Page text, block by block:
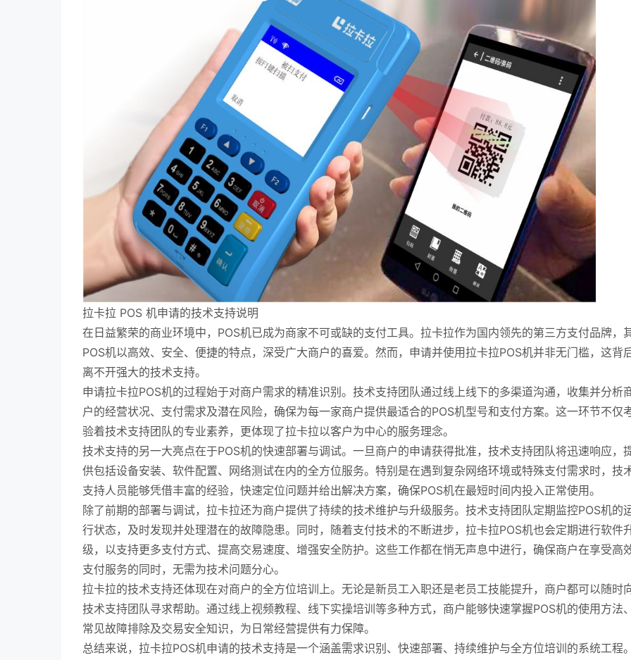
拉卡拉 POS 机申请的技术支持说明
在日益繁荣的商业环境中，POS机已成为商家不可或缺的支付工具。拉卡拉作为国内领先的第三方支付品牌，
POS机以高效、安全、便捷的特点，深受广大商户的喜爱。然而，申请并使用拉卡拉POS机并非无门槛，这背
离不开强大的技术支持。
申请拉卡拉POS机的过程始于对商户需求的精准识别。技术支持团队通过线上线下的多渠道沟通，收集并分析
户的经营状况、支付需求及潜在风险，确保为每一家商户提供最适合的POS机型号和支付方案。这一环节不仅
验着技术支持团队的专业素养，更体现了拉卡拉以客户为中心的服务理念。
技术支持的另一大亮点在于POS机的快速部署与调试。一旦商户的申请获得批准，技术支持团队将迅速响应，
供包括设备安装、软件配置、网络测试在内的全方位服务。特别是在遇到复杂网络环境或特殊支付需求时，技
支持人员能够凭借丰富的经验，快速定位问题并给出解决方案，确保POS机在最短时间内投入正常使用。
除了前期的部署与调试，拉卡拉还为商户提供了持续的技术维护与升级服务。技术支持团队定期监控POS机的
行状态，及时发现并处理潜在的故障隐患。同时，随着支付技术的不断进步，拉卡拉POS机也会定期进行软件
级，以支持更多支付方式、提高交易速度、增强安全防护。这些工作都在悄无声息中进行，确保商户在享受高
支付服务的同时，无需为技术问题分心。
拉卡拉的技术支持还体现在对商户的全方位培训上。无论是新员工入职还是老员工技能提升，商户都可以随时
技术支持团队寻求帮助。通过线上视频教程、线下实操培训等多种方式，商户能够快速掌握POS机的使用方法、
常见故障排除及交易安全知识，为日常经营提供有力保障。
总结来说，拉卡拉POS机申请的技术支持是一个涵盖需求识别、快速部署、持续维护与全方位培训的系统工程。